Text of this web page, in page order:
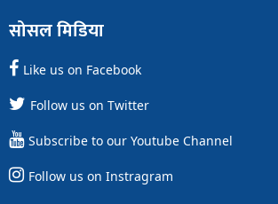
सोसल मिडिया
Like us on Facebook
Follow us on Twitter
Subscribe to our Youtube Channel
Follow us on Instragram